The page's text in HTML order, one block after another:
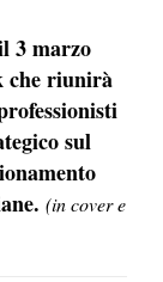
3 marzo
che riunirà
sul
(in cover e